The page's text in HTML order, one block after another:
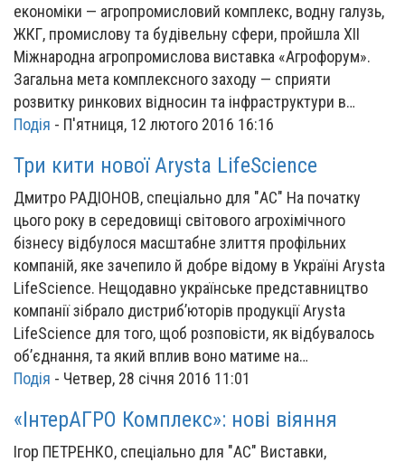
економіки — агропромисловий комплекс, водну галузь,
ЖКГ, промислову та будівельну сфери, пройшла XII
Міжнародна агропромислова виставка «Агрофорум».
Загальна мета комплексного заходу — сприяти
розвитку ринкових відносин та інфраструктури в…
Подія - П'ятниця, 12 лютого 2016 16:16
Три кити нової Arysta LifeScience
Дмитро РАДІОНОВ, спеціально для "АС" На початку
цього року в середовищі світового агрохімічного
бізнесу відбулося масштабне злиття профільних
компаній, яке зачепило й добре відому в Україні Arysta
LifeScience. Нещодавно українське представництво
компанії зібрало дистриб’юторів продукції Arysta
LifeScience для того, щоб розповісти, як відбувалось
об’єднання, та який вплив воно матиме на…
Подія - Четвер, 28 січня 2016 11:01
«ІнтерАГРО Комплекс»: нові віяння
Ігор ПЕТРЕНКО, спеціально для "АС" Виставки,